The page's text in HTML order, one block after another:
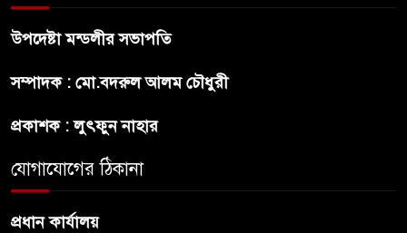
সুযোগ পাওয়ার অভিযোগ ভিত্তিহীন
উপদেষ্টা মন্ডলীর সভাপতি
সম্পাদক : মো.বদরুল আলম চৌধুরী
প্রকাশক : লুৎফুন নাহার
যোগাযোগের ঠিকানা
প্রধান কার্যালয়